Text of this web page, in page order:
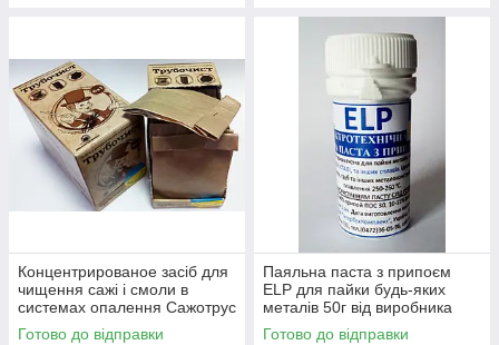
Концентрированое засіб для
чищення сажі і смоли в
системах опалення Сажотрус
(сажотрус)
Готово до відправки
Паяльна паста з припоєм
ELP для пайки будь-яких
металів 50г від виробника
ИнтерТехКомплект
Готово до відправки